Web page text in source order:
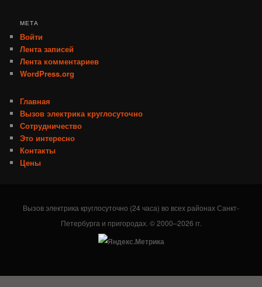
МЕТА
Войти
Лента записей
Лента комментариев
WordPress.org
Главная
Вызов электрика круглосуточно
Сотрудничество
Это интересно
Контакты
Цены
Вызов электрика круглосуточно (24 часа) во всех районах Санкт-
Петербурга и пригородах. © 2000–2026 гг.